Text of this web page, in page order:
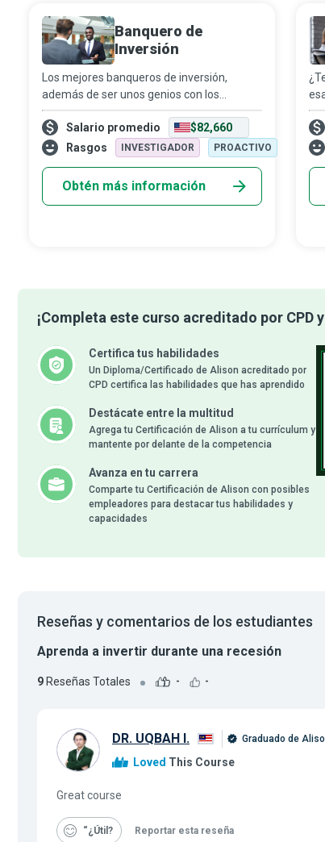
Banquero de
Inversión
Los mejores banqueros de inversión,
además de ser unos genios con los
números, son persuasivos, agresivos,
rápidos de mente y tienen una ética de
trabajo inquebrantable. Trabajan en
Salario promedio
$82,660
Rasgos
INVESTIGADOR PROACTIVO
Obtén más información
¡Completa este curso acreditado por CPD
Certifica tus habilidades
Un Diploma/Certificado de Alison acreditado por
CPD certifica las habilidades que has aprendido
Destácate entre la multitud
Agrega tu Certificación de Alison a tu currículum y
mantente por delante de la competencia
Avanza en tu carrera
Comparte tu Certificación de Alison con posibles
empleadores para destacar tus habilidades y
capacidades
Reseñas y comentarios de los estudiantes
Aprenda a invertir durante una recesión
9Reseñas Totales - -
DR. UQBAH I. Graduado de
Loved This Course
Great course
“¿Útil Reportar esta reseña